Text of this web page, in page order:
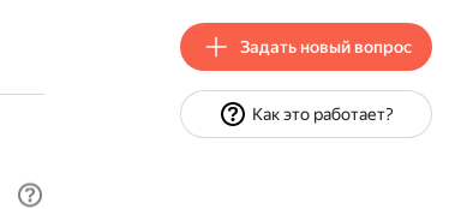
Задать новый вопрос
Как это работает?